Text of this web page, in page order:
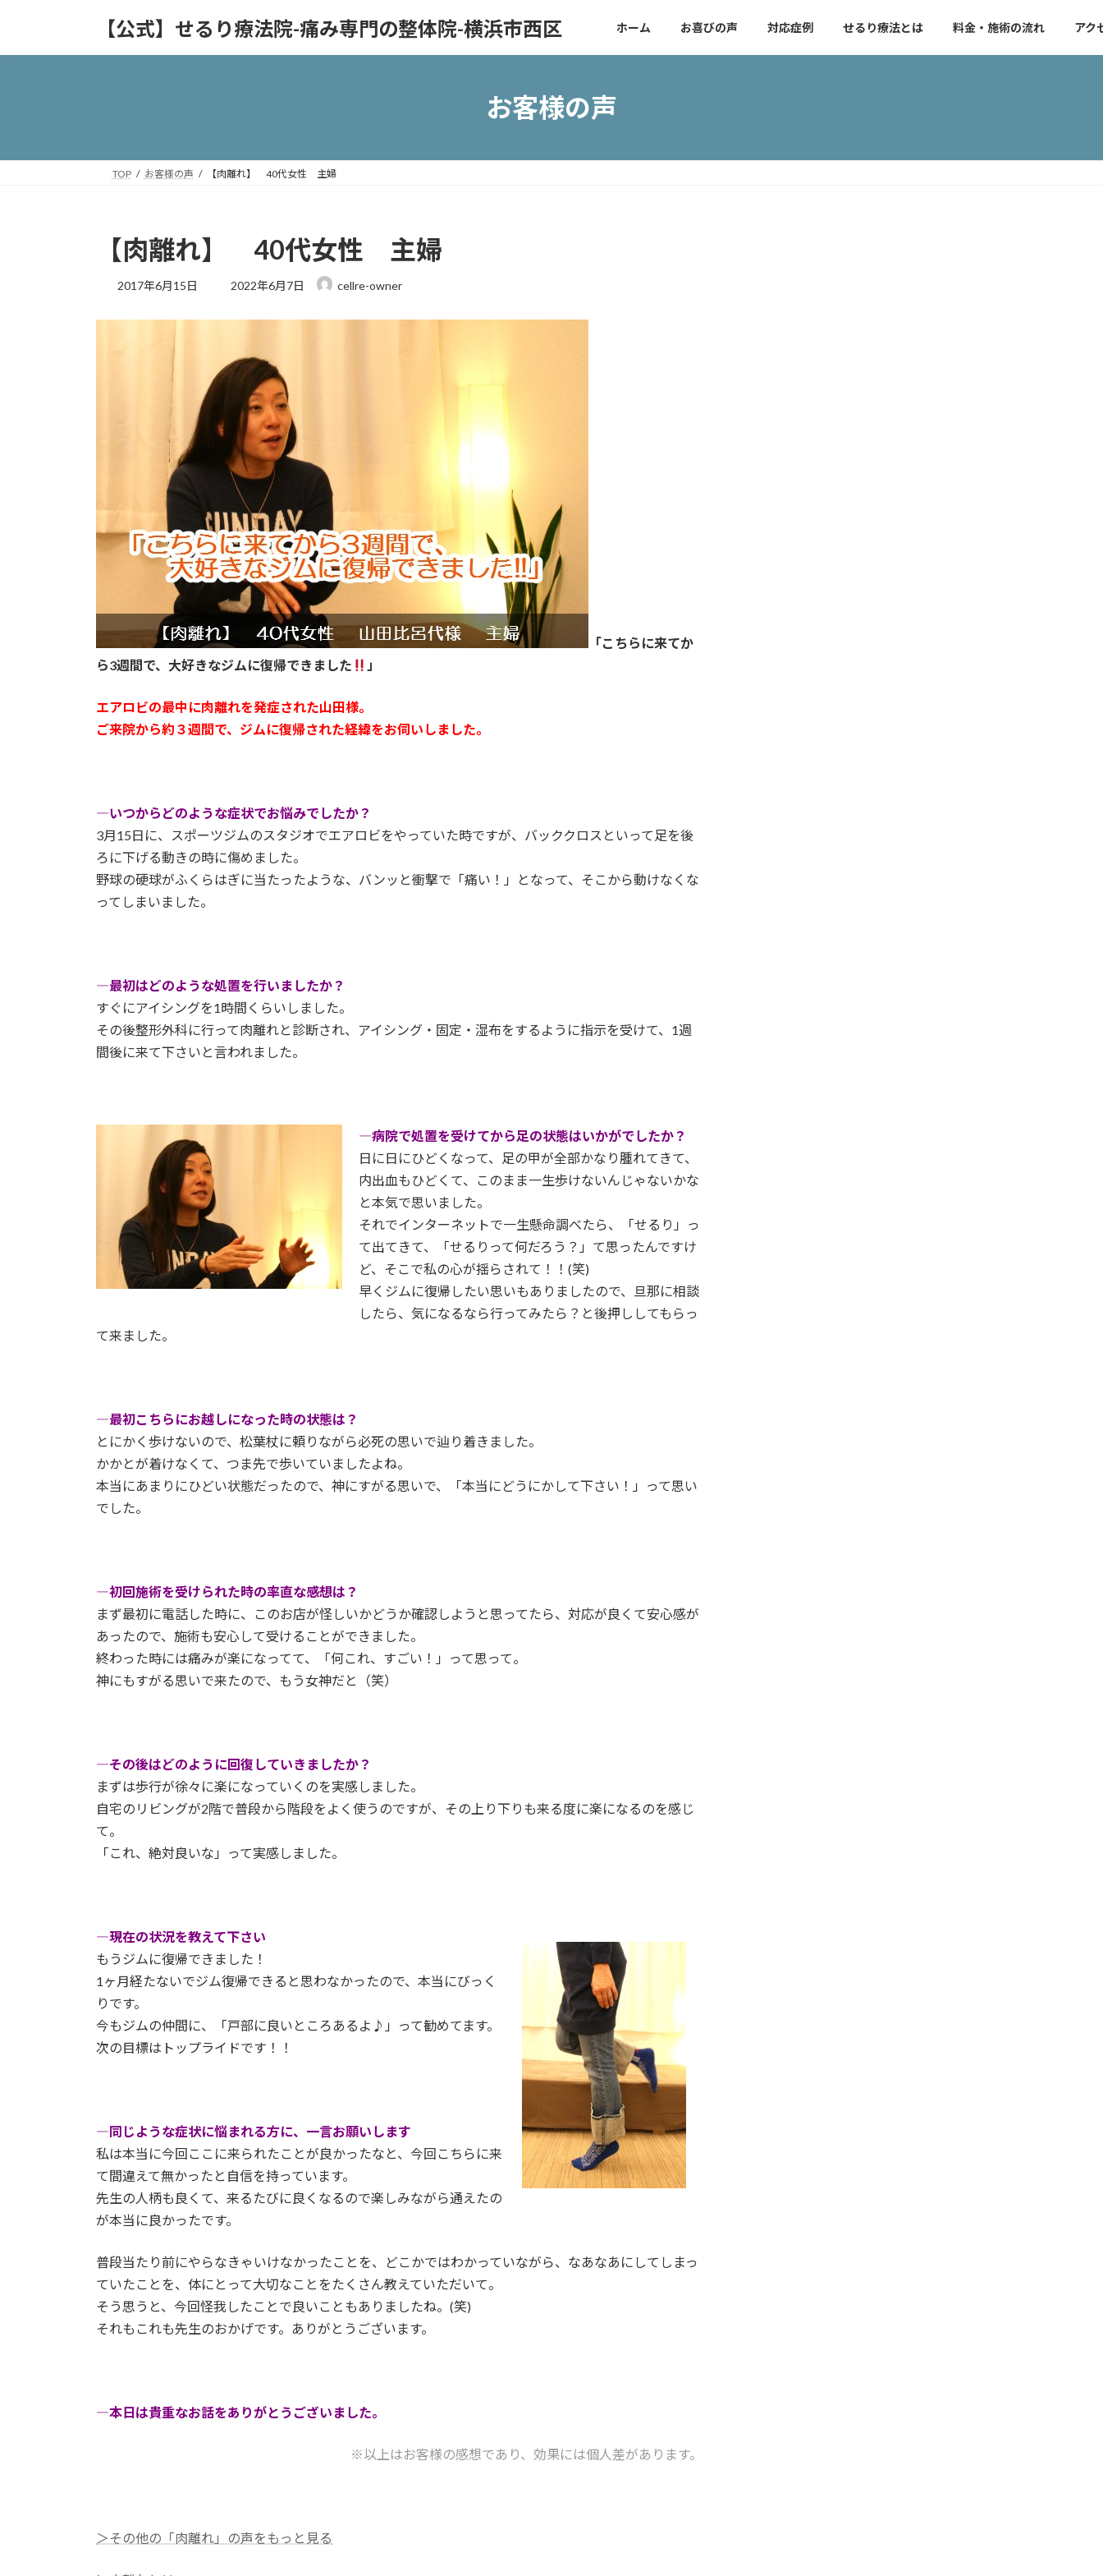
【公式】せるり療法院-痛み専門の整体院-横浜市西区 ホーム お喜びの声 対応症例 せるり療法とは 料金・施術の流れ アク
お客様の声
TOP お客様の声 【肉離れ】 40代女性 主婦
【肉離れ】 40代女性 主婦
2017年6月15日
最
時
2022年6月7日 cellre-owner
「こちらに来てか
ら3週間で、大好きなジムに復帰できました
」
エアロビの最中に肉離れを発症された山田様。
ご来院から約３週間で、ジムに復帰された経緯をお伺いしました。
―いつからどのような症状でお悩みでしたか？
3月15日に、スポーツジムのスタジオでエアロビをやっていた時ですが、バッククロスといって足を後
ろに下げる動きの時に傷めました。
野球の硬球がふくらはぎに当たったような、バンッと衝撃で「痛い！」となって、そこから動けなくな
ってしまいました。
―最初はどのような処置を行いましたか？
すぐにアイシングを1時間くらいしました。
その後整形外科に行って肉離れと診断され、アイシング・固定・湿布をするように指示を受けて、1週
間後に来て下さいと言われました。
―病院で処置を受けてから足の状態はいかがでしたか？
日に日にひどくなって、足の甲が全部かなり腫れてきて、
内出血もひどくて、このまま一生歩けないんじゃないかな
と本気で思いました。
それでインターネットで一生懸命調べたら、「せるり」っ
て出てきて、「せるりって何だろう？」て思ったんですけ
ど、そこで私の心が揺らされて！！(笑)
早くジムに復帰したい思いもありましたので、旦那に相談
したら、気になるなら行ってみたら？と後押ししてもらっ
て来ました。
―最初こちらにお越しになった時の状態は？
とにかく歩けないので、松葉杖に頼りながら必死の思いで辿り着きました。
かかとが着けなくて、つま先で歩いていましたよね。
本当にあまりにひどい状態だったので、神にすがる思いで、「本当にどうにかして下さい！」って思い
でした。
―初回施術を受けられた時の率直な感想は？
まず最初に電話した時に、このお店が怪しいかどうか確認しようと思ってたら、対応が良くて安心感が
あったので、施術も安心して受けることができました。
終わった時には痛みが楽になってて、「何これ、すごい！」って思って。
神にもすがる思いで来たので、もう女神だと（笑）
―その後はどのように回復していきましたか？
まずは歩行が徐々に楽になっていくのを実感しました。
自宅のリビングが2階で普段から階段をよく使うのですが、その上り下りも来る度に楽になるのを感じ
て。
「これ、絶対良いな」って実感しました。
―現在の状況を教えて下さい
もうジムに復帰できました！
1ヶ月経たないでジム復帰できると思わなかったので、本当にびっく
りです。
今もジムの仲間に、「戸部に良いところあるよ♪」って勧めてます。
次の目標はトップライドです！！
―同じような症状に悩まれる方に、一言お願いします
私は本当に今回ここに来られたことが良かったなと、今回こちらに来
て間違えて無かったと自信を持っています。
先生の人柄も良くて、来るたびに良くなるので楽しみながら通えたの
が本当に良かったです。
普段当たり前にやらなきゃいけなかったことを、どこかではわかっていながら、なあなあにしてしまっ
ていたことを、体にとって大切なことをたくさん教えていただいて。
そう思うと、今回怪我したことで良いこともありましたね。(笑)
それもこれも先生のおかげです。ありがとうございます。
―本日は貴重なお話をありがとうございました。
※以上はお客様の感想であり、効果には個人差があります。
＞その他の「肉離れ」の声をもっと見る